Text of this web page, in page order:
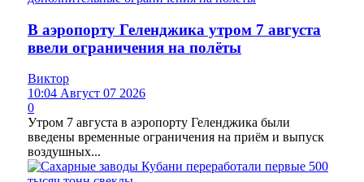
В аэропорту Геленджика утром 7 августа
ввели ограничения на полёты
Виктор
10:04 Август 07 2026
0
Утром 7 августа в аэропорту Геленджика были
введены временные ограничения на приём и выпуск
воздушных...